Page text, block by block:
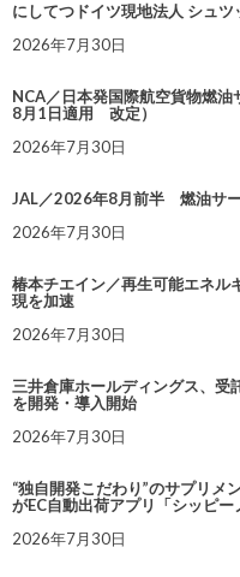
にしてつドイツ現地法人 シュ
2026年7月30日
NCA／日本発国際航空貨物燃
8月1日適用 改定）
2026年7月30日
JAL／2026年8月前半 燃油サ
2026年7月30日
椿本チエイン／再生可能エネル
現を加速
2026年7月30日
三井倉庫ホールディングス、受
を開発・導入開始
2026年7月30日
“独自開発こだわり”のサプリメ
がEC自動出荷アプリ「シッピー
2026年7月30日